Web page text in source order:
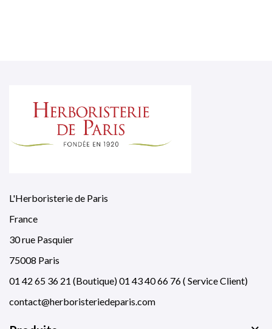
L'Herboristerie de Paris
France
30 rue Pasquier
75008 Paris
01 42 65 36 21 (Boutique) 01 43 40 66 76 ( Service Client)
contact@herboristeriedeparis.com